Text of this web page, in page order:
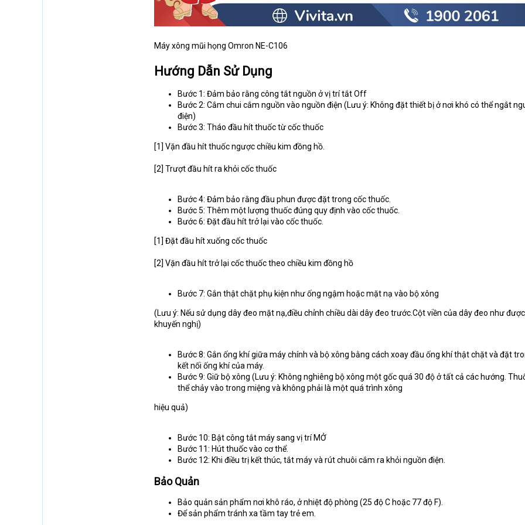
Máy xông mũi họng Omron NE-C106
Hướng Dẫn Sử Dụng
Bước 1: Đảm bảo rằng công tắt nguồn ở vị trí tắt Off
Bước 2: Cắm chui cắm nguồn vào nguồn điện (Lưu ý: Không đặt thiết bị ở nơi khó có thể ngắt
điện)
Bước 3: Tháo đầu hít thuốc từ cốc thuốc
[1] Vặn đầu hít thuốc ngược chiều kim đồng hồ.
[2] Trượt đầu hít ra khỏi cốc thuốc
Bước 4: Đảm bảo rằng đầu phun được đặt trong cốc thuốc.
Bước 5: Thêm một lượng thuốc đúng quy định vào cốc thuốc.
Bước 6: Đặt đầu hít trở lại vào cốc thuốc.
[1] Đặt đầu hít xuống cốc thuốc
[2] Vặn đầu hít trở lại cốc thuốc theo chiều kim đồng hồ
Bước 7: Gắn thật chặt phụ kiện như ống ngậm hoặc mặt nạ vào bộ xông
(Lưu ý: Nếu sử dụng dây đeo mặt nạ,điều chỉnh chiều dài dây đeo trước.Cột viền của dây đeo như được
khuyến nghị)
Bước 8: Gắn ống khí giữa máy chính và bộ xông bằng cách xoay đầu ống khí thật chặt và đặt
kết nối ống khí của máy.
Bước 9: Giữ bộ xông (Lưu ý: Không nghiêng bộ xông một gốc quá 30 độ ở tất cả các hướng.
thể chảy vào trong miệng và không phải là một quá trình xông
hiệu quả)
Bước 10: Bật công tắt máy sang vị trí MỞ
Bước 11: Hút thuốc vào cơ thể.
Bước 12: Khi điều trị kết thúc, tắt máy và rút chuôi cắm ra khỏi nguồn điện.
Bảo Quản
Bảo quản sản phẩm nơi khô ráo, ở nhiệt độ phòng (25 độ C hoặc 77 độ F).
Để sản phẩm tránh xa tầm tay trẻ em.